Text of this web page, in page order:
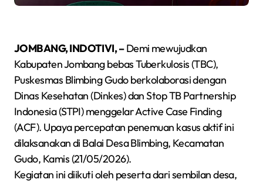
JOMBANG, INDOTIVI, –Demi mewujudkan
Kabupaten Jombang bebas Tuberkulosis (TBC),
Puskesmas Blimbing Gudo berkolaborasi dengan
Dinas Kesehatan (Dinkes) dan Stop TB Partnership
Indonesia (STPI) menggelar Active Case Finding
(ACF). Upaya percepatan penemuan kasus aktif ini
dilaksanakan di Balai Desa Blimbing, Kecamatan
Gudo, Kamis (21/05/2026).
Kegiatan ini diikuti oleh peserta dari sembilan desa,